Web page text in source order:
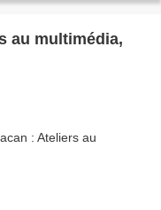
au multimédia,